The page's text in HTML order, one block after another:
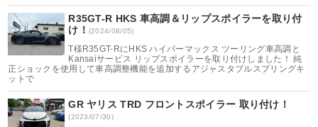
R35GT-R HKS 車高調＆リップスポイラーを取り付
け！ (2024/08/05)
T様R35GT-RにHKS ハイパーマックス ツーリング車高調と
Kansaiサービス リップスポイラーを取り付けしました！ 純
正ショックを使用して車高調整機能を追加するアジャスタブルスプリングキ
ットで
GR ヤリス TRD フロントスポイラー 取り付け！
(2023/07/30)